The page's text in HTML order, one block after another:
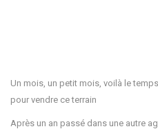
Un mois, un petit mois, voilà le
pour vendre ce terrain
Après un an passé dans une autre